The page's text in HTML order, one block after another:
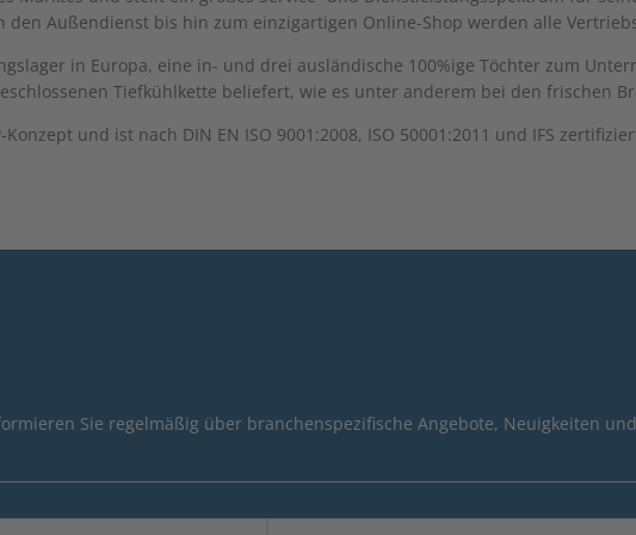
Außendienst bis hin zum einzigartigen Online-Shop werden alle
in Europa, eine in- und drei ausländische 100%ige Töchter zum
Tiefkühlkette beliefert, wie es unter anderem bei den frischen
und ist nach DIN EN ISO 9001:2008, ISO 50001:2011 und IFS
Sie regelmäßig über branchenspezifische Angebote, Neuigkeiten